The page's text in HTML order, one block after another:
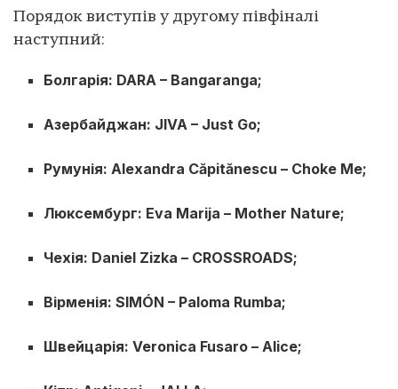
Порядок виступів у другому півфіналі
наступний:
Болгарія: DARA – Bangaranga;
Азербайджан: JIVA – Just Go;
Румунія: Alexandra Căpitănescu – Choke Me;
Люксембург: Eva Marija – Mother Nature;
Чехія: Daniel Zizka – CROSSROADS;
Вірменія: SIMÓN – Paloma Rumba;
Швейцарія: Veronica Fusaro – Alice;